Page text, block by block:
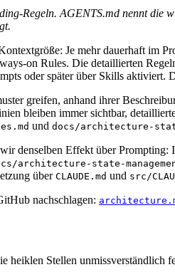
Regeln. AGENTS.md nennt die
Je mehr dauerhaft im
on Rules. Die detaillierten
oder später über Skills
greifen, anhand ihrer
bleiben immer sichtbar,
und docs/architecture-
denselben Effekt über
architecture-state-
über CLAUDE.md und src/
nachschlagen:
heiklen Stellen unmissverständlich